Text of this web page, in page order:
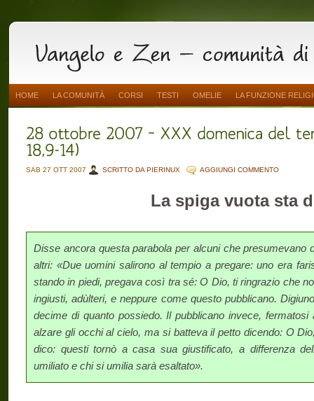
HOME LA COMUNITÀ CORSI TESTI OMELIE LA FUNZIONE
SAB 27 OTT 2007 SCRITTO DA PIERINUX AGGIUNGI COMMENTO
La spiga vuota sta
Disse ancora questa parabola per alcuni che presumevano
altri: «Due uomini salirono al tempio a pre­gare: uno era
stando in piedi, pregava così tra sé: O Dio, ti ringrazio che
ingiusti, adùlteri, e neppure come questo pubblicano.
decime di quanto possiedo. Il pubblicano invece,
alzare gli occhi al cielo, ma si batteva il petto dicendo: O
dico: questi tornò a casa sua giustificato, a diffe­renza
umiliato e chi si umilia sarà esaltato».